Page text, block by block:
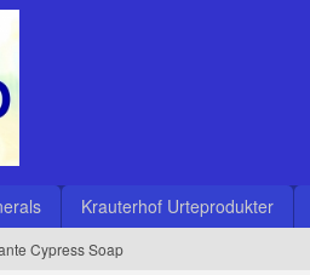
Krauterhof Urteprodukter
Cypress Soap